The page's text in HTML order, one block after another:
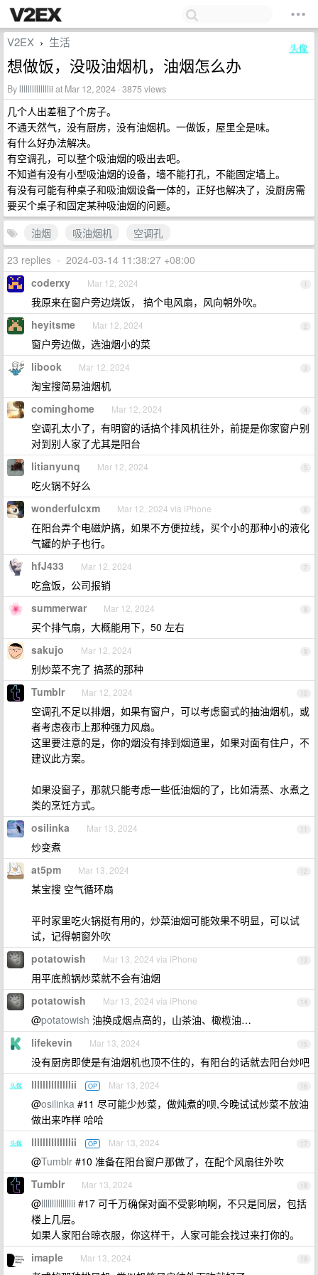
V2EX › 生活
想做饭，没吸油烟机，油烟怎么办
By llllllllllllllii at Mar 12, 2024 · 3875 views
几个人出差租了个房子。
不通天然气，没有厨房，没有油烟机。一做饭，屋里全是味。
有什么好办法解决。
有空调孔，可以整个吸油烟的吸出去吧。
不知道有没有小型吸油烟的设备，墙不能打孔，不能固定墙上。
有没有可能有种桌子和吸油烟设备一体的，正好也解决了，没厨房需
要买个桌子和固定某种吸油烟的问题。
油烟
吸油烟机
空调孔
23 replies • 2024-03-14 11:38:27 +08:00
1
coderxy Mar 12, 2024
我原来在窗户旁边烧饭， 搞个电风扇，风向朝外吹。
2
heyitsme Mar 12, 2024
窗户旁边做，选油烟小的菜
3
libook Mar 12, 2024
淘宝搜简易油烟机
4
cominghome Mar 12, 2024
空调孔太小了，有明窗的话搞个排风机往外，前提是你家窗户别
对到别人家了尤其是阳台
5
litianyunq Mar 12, 2024
吃火锅不好么
6
wonderfulcxm Mar 12, 2024 via iPhone
在阳台弄个电磁炉搞，如果不方便拉线，买个小的那种小的液化
气罐的炉子也行。
7
hfJ433 Mar 12, 2024
吃盒饭，公司报销
8
summerwar Mar 12, 2024
买个排气扇，大概能用下，50 左右
9
sakujo Mar 12, 2024
别炒菜不完了 搞蒸的那种
10
Tumblr Mar 12, 2024
空调孔不足以排烟，如果有窗户，可以考虑窗式的抽油烟机，或
者考虑夜市上那种强力风扇。
这里要注意的是，你的烟没有排到烟道里，如果对面有住户，不
建议此方案。
如果没窗子，那就只能考虑一些低油烟的了，比如清蒸、水煮之
类的烹饪方式。
11
osilinka Mar 13, 2024
炒变煮
12
at5pm Mar 13, 2024
某宝搜 空气循环扇
平时家里吃火锅挺有用的，炒菜油烟可能效果不明显，可以试
试，记得朝窗外吹
13
potatowish Mar 13, 2024 via iPhone
用平底煎锅炒菜就不会有油烟
14
potatowish Mar 13, 2024 via iPhone
@potatowish 油换成烟点高的，山茶油、橄榄油…
15
lifekevin Mar 13, 2024
没有厨房即使是有油烟机也顶不住的，有阳台的话就去阳台炒吧
16
llllllllllllllii OP Mar 13, 2024
@osilinka #11 尽可能少炒菜，做炖煮的呗,今晚试试炒菜不放油
做出来咋样 哈哈
17
llllllllllllllii OP Mar 13, 2024
@Tumblr #10 准备在阳台窗户那做了，在配个风扇往外吹
18
Tumblr Mar 13, 2024
@llllllllllllllii #17 可千万确保对面不受影响啊，不只是同层，包括
楼上几层。
如果人家阳台晾衣服，你这样干，人家可能会找过来打你的。
19
imaple Mar 13, 2024